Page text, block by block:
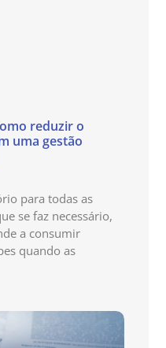
reduzir o
uma gestão
para todas as
se faz necessário,
a consumir
quando as